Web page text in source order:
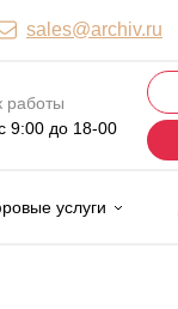
sales@archiv.ru
работы
9:00 до 18-00
услуги